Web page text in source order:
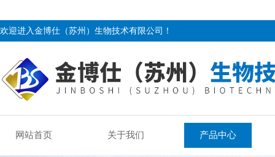
欢迎进入金博仕（苏州）生物技术有限公司！
网站首页 关于我们 产品中心